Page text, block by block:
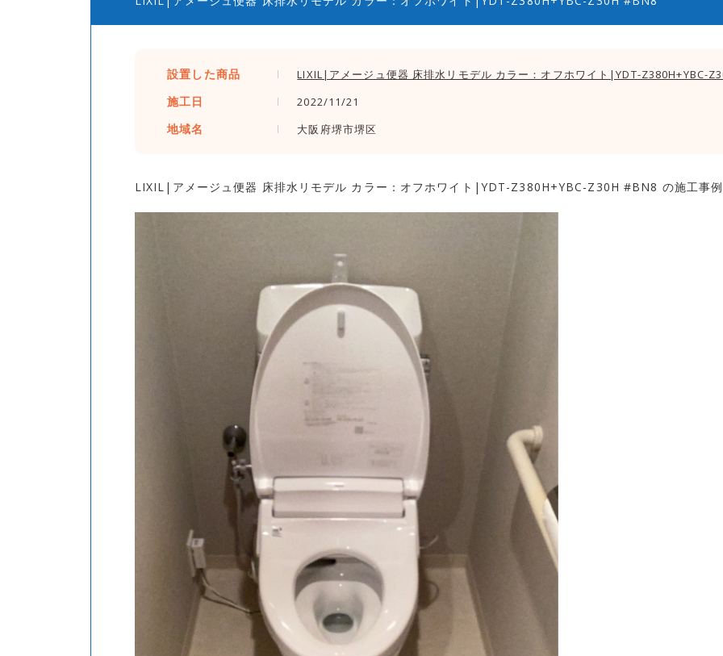
設置した商品 LIXIL|アメージュ便器 床排水リモデル カラー：オフホワイト|YDT-Z380H+YBC-
施工日 2022/11/21
地域名 大阪府堺市堺区
LIXIL|アメージュ便器 床排水リモデル カラー：オフホワイト|YDT-Z380H+YBC-Z30H #BN8 の施工事例
現在お使いの商品（品番）から候補を探す
現在お使いの商品「AAA123」で検索
検索結果：AAA123 , AAA124 , AAA125
表示された商品は、交換可能な商品です。